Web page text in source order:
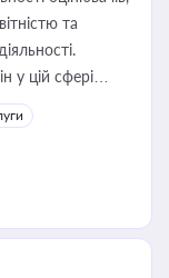
та
у цій сфері
юриста або
оренди